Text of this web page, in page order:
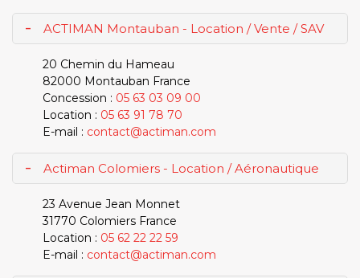
ACTIMAN Montauban - Location / Vente / SAV
-
20 Chemin du Hameau
82000 Montauban France
Concession : 05 63 03 09 00
Location : 05 63 91 78 70
E-mail : contact@actiman.com
Actiman Colomiers - Location / Aéronautique
-
23 Avenue Jean Monnet
31770 Colomiers France
Location : 05 62 22 22 59
E-mail : contact@actiman.com